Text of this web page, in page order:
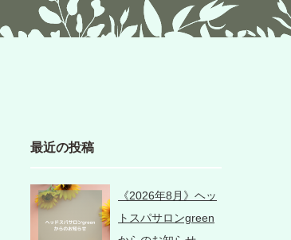
最近の投稿
《2026年8月》ヘッ
トスパサロンgreen